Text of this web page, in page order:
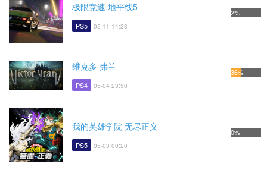
极限竞速 地平线5
PS5 05-11 14:23
2%
维克多 弗兰
PS4 05-04 23:50
36%
我的英雄学院 无尽正义
PS5 05-03 00:20
0%